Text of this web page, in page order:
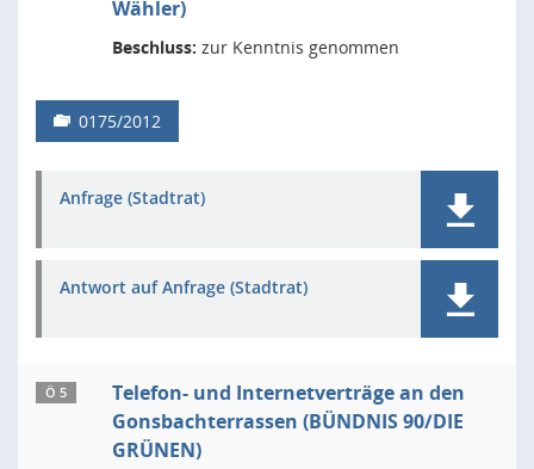
Wähler)
Beschluss: zur Kenntnis genommen
0175/2012
Anfrage (Stadtrat)
Antwort auf Anfrage (Stadtrat)
Ö 5
Telefon- und Internetverträge an den
Gonsbachterrassen (BÜNDNIS 90/DIE
GRÜNEN)